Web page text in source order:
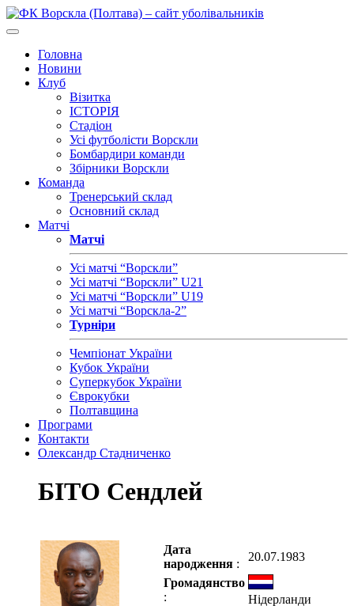
Головна
Новини
Клуб
Візитка
ІСТОРІЯ
Стадіон
Усі футболісти Ворскли
Бомбардири команди
Збірники Ворскли
Команда
Тренерський склад
Основний склад
Матчі
Матчі
Усі матчі “Ворскли”
Усі матчі “Ворскли” U21
Усі матчі “Ворскли” U19
Усі матчі “Ворскла-2”
Турніри
Чемпіонат України
Кубок України
Суперкубок України
Єврокубки
Полтавщина
Програми
Контакти
Олександр Стадниченко
БІТО Сендлей
Дата
народження :
20.07.1983
Громадянство
:
Нідерланди